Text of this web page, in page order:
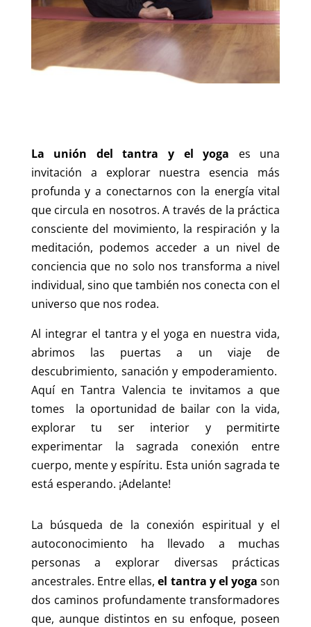
La unión del tantra y el yoga es una
invitación a explorar nuestra esencia más
profunda y a conectarnos con la energía vital
que circula en nosotros. A través de la práctica
consciente del movimiento, la respiración y la
meditación, podemos acceder a un nivel de
conciencia que no solo nos transforma a nivel
individual, sino que también nos conecta con el
universo que nos rodea.
Al integrar el tantra y el yoga en nuestra vida,
abrimos las puertas a un viaje de
descubrimiento, sanación y empoderamiento.
Aquí en Tantra Valencia te invitamos a que
tomes la oportunidad de bailar con la vida,
explorar tu ser interior y permitirte
experimentar la sagrada conexión entre
cuerpo, mente y espíritu. Esta unión sagrada te
está esperando. ¡Adelante!
La búsqueda de la conexión espiritual y el
autoconocimiento ha llevado a muchas
personas a explorar diversas prácticas
ancestrales. Entre ellas,el tantra y el yogason
dos caminos profundamente transformadores
que, aunque distintos en su enfoque, poseen